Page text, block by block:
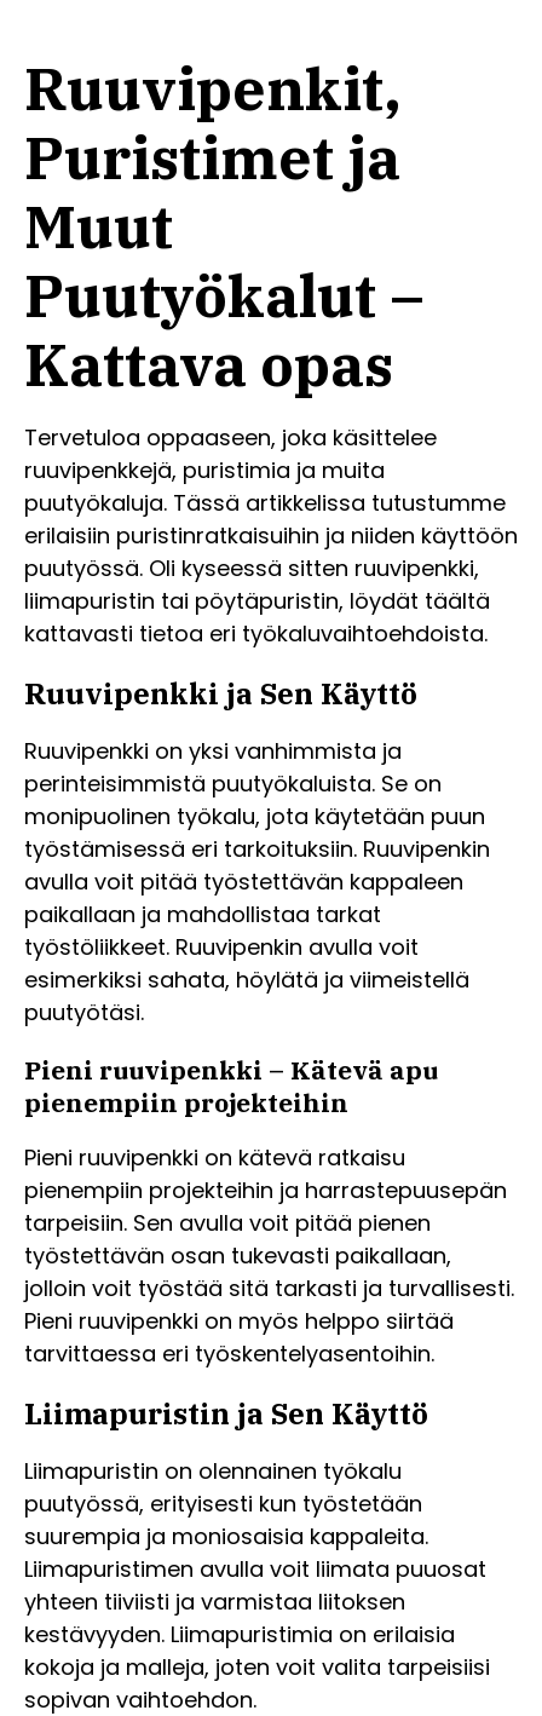
Ruuvipenkit,
Puristimet ja
Muut
Puutyökalut –
Kattava opas
Tervetuloa oppaaseen, joka käsittelee
ruuvipenkkejä, puristimia ja muita
puutyökaluja. Tässä artikkelissa tutustumme
erilaisiin puristinratkaisuihin ja niiden käyttöön
puutyössä. Oli kyseessä sitten ruuvipenkki,
liimapuristin tai pöytäpuristin, löydät täältä
kattavasti tietoa eri työkaluvaihtoehdoista.
Ruuvipenkki ja Sen Käyttö
Ruuvipenkki on yksi vanhimmista ja
perinteisimmistä puutyökaluista. Se on
monipuolinen työkalu, jota käytetään puun
työstämisessä eri tarkoituksiin. Ruuvipenkin
avulla voit pitää työstettävän kappaleen
paikallaan ja mahdollistaa tarkat
työstöliikkeet. Ruuvipenkin avulla voit
esimerkiksi sahata, höylätä ja viimeistellä
puutyötäsi.
Pieni ruuvipenkki – Kätevä apu
pienempiin projekteihin
Pieni ruuvipenkki on kätevä ratkaisu
pienempiin projekteihin ja harrastepuusepän
tarpeisiin. Sen avulla voit pitää pienen
työstettävän osan tukevasti paikallaan,
jolloin voit työstää sitä tarkasti ja turvallisesti.
Pieni ruuvipenkki on myös helppo siirtää
tarvittaessa eri työskentelyasentoihin.
Liimapuristin ja Sen Käyttö
Liimapuristin on olennainen työkalu
puutyössä, erityisesti kun työstetään
suurempia ja moniosaisia kappaleita.
Liimapuristimen avulla voit liimata puuosat
yhteen tiiviisti ja varmistaa liitoksen
kestävyyden. Liimapuristimia on erilaisia
kokoja ja malleja, joten voit valita tarpeisiisi
sopivan vaihtoehdon.